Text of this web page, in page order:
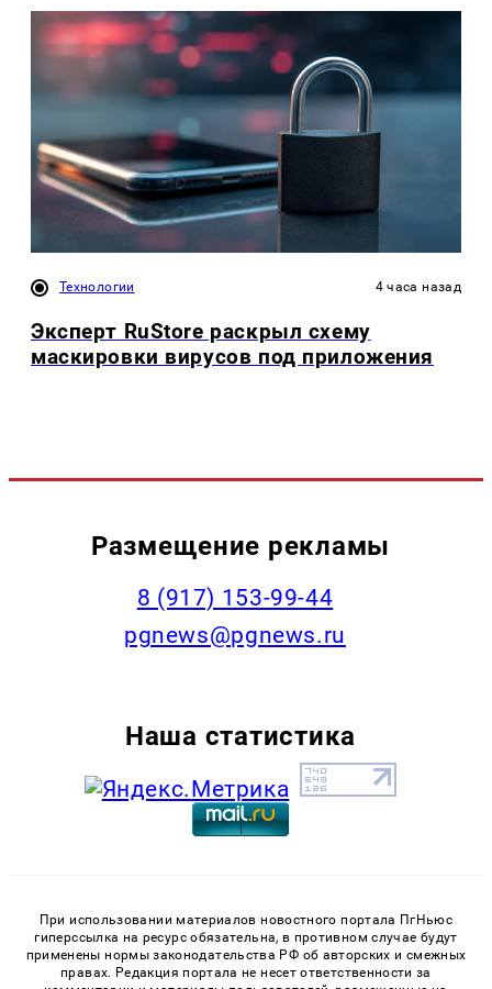
Технологии 4 часа назад
Эксперт RuStore раскрыл схему
маскировки вирусов под приложения
Размещение рекламы
‭8 (917) 153-99-44
pgnews@pgnews.ru
Наша статистика
При использовании материалов новостного портала ПгНьюс
гиперссылка на ресурс обязательна, в противном случае будут
применены нормы законодательства РФ об авторских и смежных
правах. Редакция портала не несет ответственности за